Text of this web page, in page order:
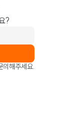
?
의해주세요.